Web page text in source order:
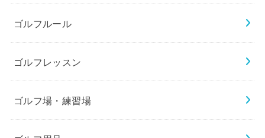
ゴルフルール
ゴルフレッスン
ゴルフ場・練習場